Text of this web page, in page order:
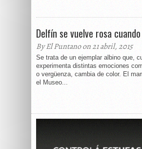
Delfín se vuelve rosa
By El Puntano on 21 abril, 2015
Se trata de un ejemplar albino que,
experimenta distintas emociones
o vergüenza, cambia de color. El
el Museo...